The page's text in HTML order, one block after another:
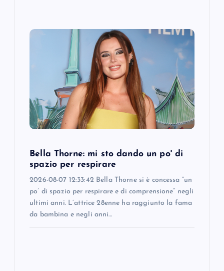
Bella Thorne: mi sto dando un po' di
spazio per respirare
2026-08-07 12:33:42 Bella Thorne si è concessa “un
po’ di spazio per respirare e di comprensione” negli
ultimi anni. L’attrice 28enne ha raggiunto la fama
da bambina e negli anni…